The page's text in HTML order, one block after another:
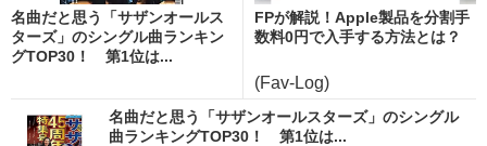
名曲だと思う「サザンオールス
ターズ」のシングル曲ランキン
グTOP30！ 第1位は...
FPが解説！Apple製品を分割手
数料0円で入手する方法とは？
(Fav-Log)
名曲だと思う「サザンオールスターズ」のシングル
曲ランキングTOP30！ 第1位は...